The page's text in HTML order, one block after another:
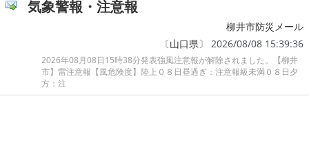
気象警報・注意報
柳井市防災メール
〔山口県〕 2026/08/08 15:39:36
2026年08月08日15時38分発表強風注意報が解除されました。【柳井
市】雷注意報【風危険度】陸上０８日昼過ぎ：注意報級未満０８日夕
方：注